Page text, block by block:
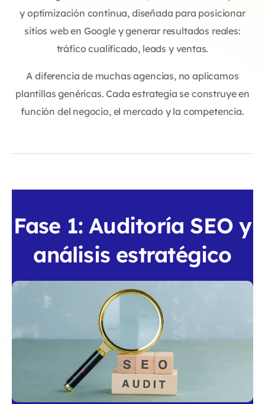
y optimización continua, diseñada para posicionar
sitios web en Google y generar resultados reales:
tráfico cualificado, leads y ventas.
A diferencia de muchas agencias, no aplicamos
plantillas genéricas. Cada estrategia se construye en
función del negocio, el mercado y la competencia.
Fase 1: Auditoría SEO y
análisis estratégico